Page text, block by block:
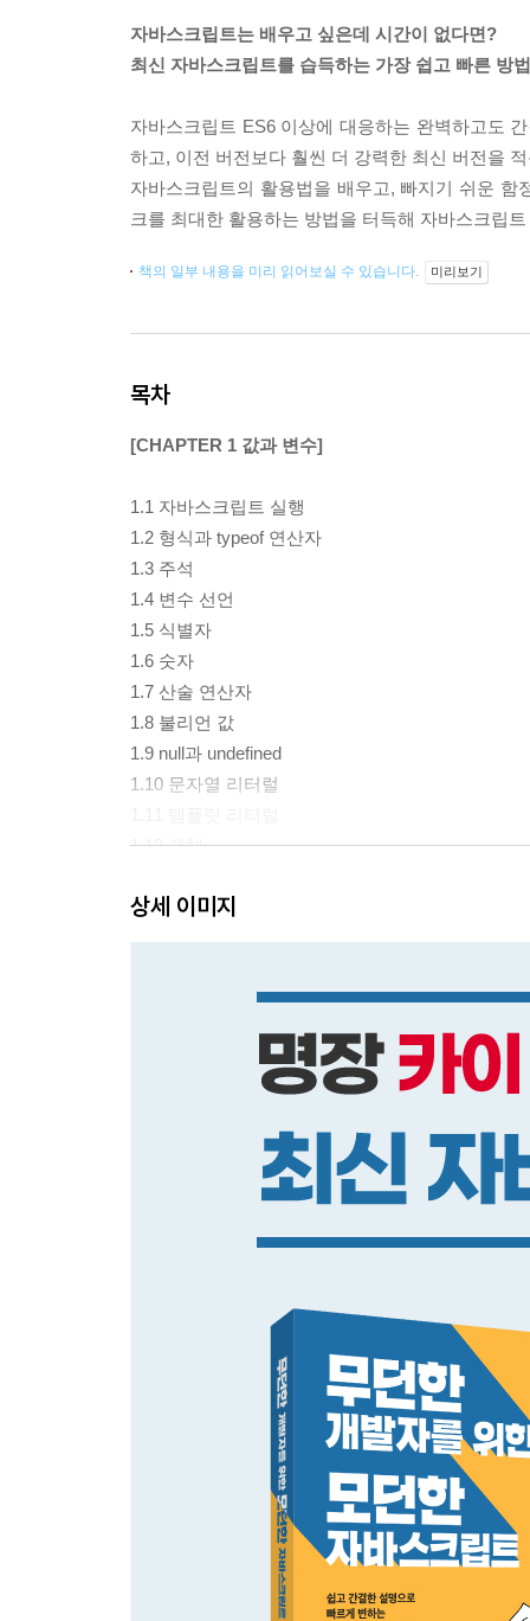
자바스크립트는 배우고 싶은데 시간이 없다면?
최신 자바스크립트를 습득하는 가장 쉽고 빠른 방법
자바스크립트 ES6 이상에 대응하는 완벽하고도
하고, 이전 버전보다 훨씬 더 강력한 최신 버전을
자바스크립트의 활용법을 배우고, 빠지기 쉬운
크를 최대한 활용하는 방법을 터득해 자바스크립
책의 일부 내용을 미리 읽어보실 수 있습니다. 미리보기
목차
[CHAPTER 1 값과 변수]
1.1 자바스크립트 실행
1.2 형식과 typeof 연산자
1.3 주석
1.4 변수 선언
1.5 식별자
1.6 숫자
1.7 산술 연산자
1.8 불리언 값
1.9 null과 undefined
1.10 문자열 리터럴
1.12 객체
1.14 배열
1.15 JSON
1.17 고급 비구조화
[CHAPTER 2 제어 구조]
2.2 세미콜론 자동 추가 규칙
2.9 while과 do 루프
2.11 break와 continue
[CHAPTER 3 함수와 함수형 프로그래밍]
상세 이미지